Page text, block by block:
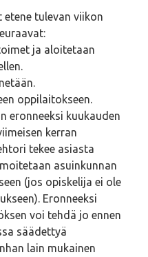
tulevan viikon
ja aloitetaan
oppilaitokseen.
eronneeksi kuukauden
kerran
tekee asiasta
asuinkunnan
(jos opiskelija ei ole
Eronneeksi
voi tehdä jo ennen
säädettyä
lain mukainen